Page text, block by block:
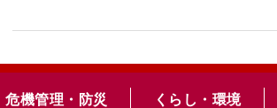
危機管理・防災 くらし・環境